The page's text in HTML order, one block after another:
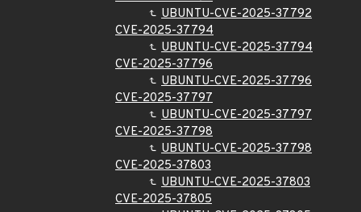
UBUNTU-CVE-2025-37792
CVE-2025-37794
UBUNTU-CVE-2025-37794
CVE-2025-37796
UBUNTU-CVE-2025-37796
CVE-2025-37797
UBUNTU-CVE-2025-37797
CVE-2025-37798
UBUNTU-CVE-2025-37798
CVE-2025-37803
UBUNTU-CVE-2025-37803
CVE-2025-37805